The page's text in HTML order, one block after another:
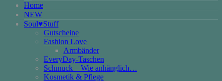
Home
NEW
Soul♥Stuff
Gutscheine
Fashion Love
Armbänder
EveryDay-Taschen
Schmuck – Wie anhänglich…
Kosmetik & Pflege